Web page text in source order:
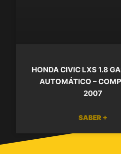
HONDA CIVIC LXS 1.8
AUTOMÁTICO –
2007
SABER +